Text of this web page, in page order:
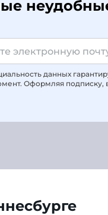
данных
Оформляя подписку,